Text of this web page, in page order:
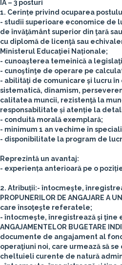
IA – 3 posturi
1. Cerințe privind ocuparea
- studii superioare economice de
de învăţământ superior din ţară
cu diplomă de licenţă sau
Ministerul Educaţiei Naționale;
- cunoaşterea temeinică a
- cunoştinţe de operare pe
- abilităţi de comunicare şi lucru în
sistematică, dinamism,
calitatea muncii, rezistenţă la
responsabilitate și atenție la
- conduită morală exemplară;
- minimum 1 an vechime în
- disponibilitate la program de
Reprezintă un avantaj:
- experiența anterioară pe o
2. Atribuții:- întocmeşte,
PROPUNERILOR DE ANGAJARE A
care însoţeşte referatele;
- întocmeşte, înregistrează şi ţine
ANGAJAMENTELOR BUGETARE
documente de angajament al
operaţiuni noi, care urmează să
cheltuieli curente de natură